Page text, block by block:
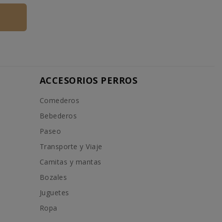
ACCESORIOS PERROS
Comederos
Bebederos
Paseo
Transporte y Viaje
Camitas y mantas
Bozales
Juguetes
Ropa